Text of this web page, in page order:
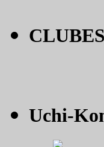
CLUBES
Uchi-